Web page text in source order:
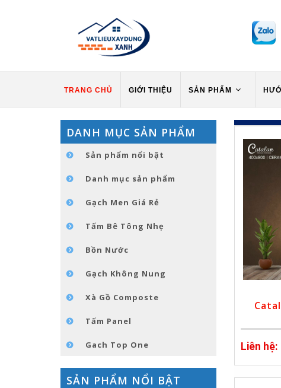
TRANG CHỦ GIỚI THIỆU SẢN PHẨM
DANH MỤC SẢN PHẨM
Sản phẩm nổi bật
Danh mục sản phẩm
Gạch Men Giá Rẻ
Tấm Bê Tông Nhẹ
Bồn Nước
Gạch Không Nung
Xà Gồ Composte
Tấm Panel
Gach Top One
SẢN PHẨM NỔI BẬT
Liên